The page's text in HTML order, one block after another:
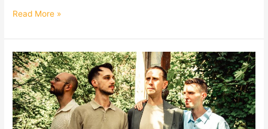
Read More »
The
POKS
wracają
z
solidną
dawką